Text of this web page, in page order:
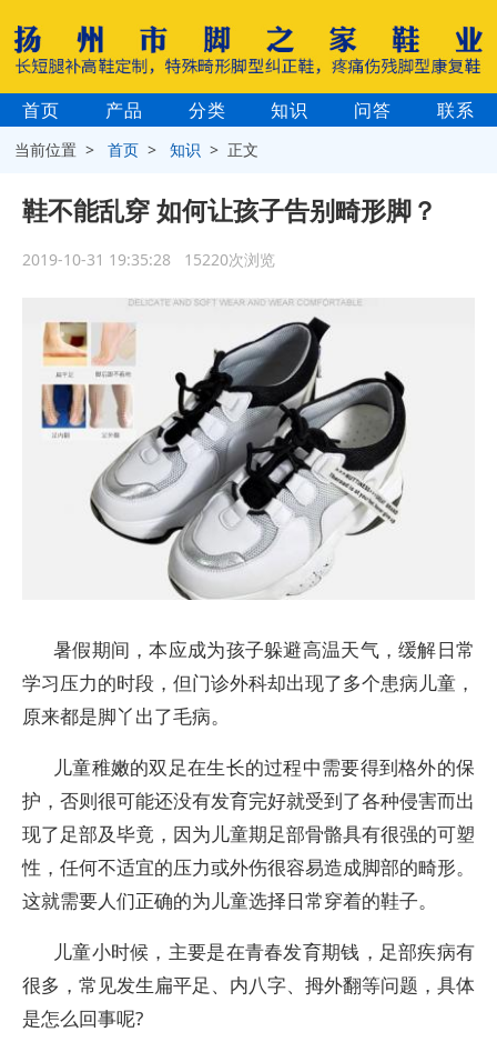
首页 产品 分类 知识 问答 联系
当前位置 >首页 >知识 > 正文
鞋不能乱穿 如何让孩子告别畸形脚？
2019-10-31 19:35:28 15220次浏览
暑假期间，本应成为孩子躲避高温天气，缓解日常
学习压力的时段，但门诊外科却出现了多个患病儿童，
原来都是脚丫出了毛病。
儿童稚嫩的双足在生长的过程中需要得到格外的保
护，否则很可能还没有发育完好就受到了各种侵害而出
现了足部及毕竟，因为儿童期足部骨骼具有很强的可塑
性，任何不适宜的压力或外伤很容易造成脚部的畸形。
这就需要人们正确的为儿童选择日常穿着的鞋子。
儿童小时候，主要是在青春发育期钱，足部疾病有
很多，常见发生扁平足、内八字、拇外翻等问题，具体
是怎么回事呢?